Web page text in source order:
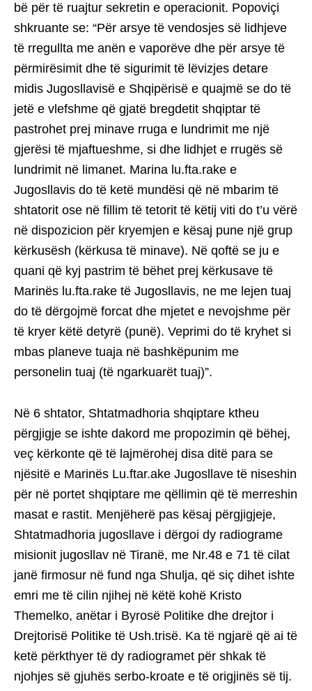
bë për të ruajtur sekretin e operacionit. Popoviçi
shkruante se: “Për arsye të vendosjes së lidhjeve
të rregullta me anën e vaporëve dhe për arsye të
përmirësimit dhe të sigurimit të lëvizjes detare
midis Jugosllavisë e Shqipërisë e quajmë se do të
jetë e vlefshme që gjatë bregdetit shqiptar të
pastrohet prej minave rruga e lundrimit me një
gjerësi të mjaftueshme, si dhe lidhjet e rrugës së
lundrimit në limanet. Marina lu.fta.rake e
Jugosllavis do të ketë mundësi që në mbarim të
shtatorit ose në fillim të tetorit të këtij viti do t’u vërë
në dispozicion për kryemjen e kësaj pune një grup
kërkusësh (kërkusa të minave). Në qoftë se ju e
quani që kyj pastrim të bëhet prej kërkusave të
Marinës lu.fta.rake të Jugosllavis, ne me lejen tuaj
do të dërgojmë forcat dhe mjetet e nevojshme për
të kryer këtë detyrë (punë). Veprimi do të kryhet si
mbas planeve tuaja në bashkëpunim me
personelin tuaj (të ngarkuarët tuaj)”.
Në 6 shtator, Shtatmadhoria shqiptare ktheu
përgjigje se ishte dakord me propozimin që bëhej,
veç kërkonte që të lajmërohej disa ditë para se
njësitë e Marinës Lu.ftar.ake Jugosllave të niseshin
për në portet shqiptare me qëllimin që të merreshin
masat e rastit. Menjëherë pas kësaj përgjigjeje,
Shtatmadhoria jugosllave i dërgoi dy radiograme
misionit jugosllav në Tiranë, me Nr.48 e 71 të cilat
janë firmosur në fund nga Shulja, që siç dihet ishte
emri me të cilin njihej në këtë kohë Kristo
Themelko, anëtar i Byrosë Politike dhe drejtor i
Drejtorisë Politike të Ush.trisë. Ka të ngjarë që ai të
ketë përkthyer të dy radiogramet për shkak të
njohjes së gjuhës serbo-kroate e të origjinës së tij.